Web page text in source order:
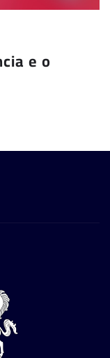
e o